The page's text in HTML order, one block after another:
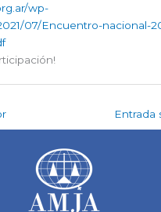
wp-
07/Encuentro-nacional-
Entrada